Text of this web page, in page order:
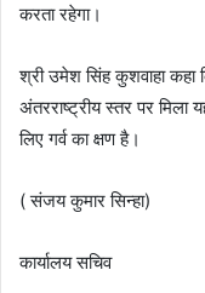
करता रहेगा।
श्री उमेश सिंह कुशवाहा कहा
अंतरराष्ट्रीय स्तर पर मिला
लिए गर्व का क्षण है।
( संजय कुमार सिन्हा)
कार्यालय सचिव